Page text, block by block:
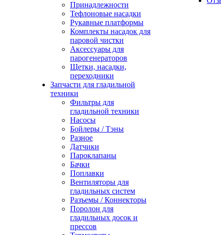
Принадлежности
Тефлоновые насадки
Рукавные платформы
Комплекты насадок для
паровой чистки
Аксессуары для
парогенераторов
Щетки, насадки,
переходники
Запчасти для гладильной
техники
Фильтры для
гладильной техники
Насосы
Бойлеры / Тэны
Разное
Датчики
Пароклапаны
Бачки
Поплавки
Вентиляторы для
гладильных систем
Разъемы / Коннекторы
Поролон для
гладильных досок и
прессов